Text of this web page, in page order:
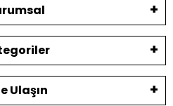
Ulaşın